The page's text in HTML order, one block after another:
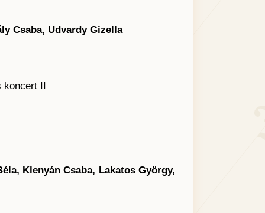
Csaba, Udvardy Gizella
koncert II
Klenyán Csaba, Lakatos György,